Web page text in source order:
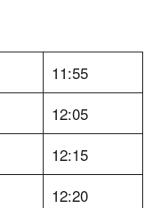
11:55
12:05
12:15
12:20